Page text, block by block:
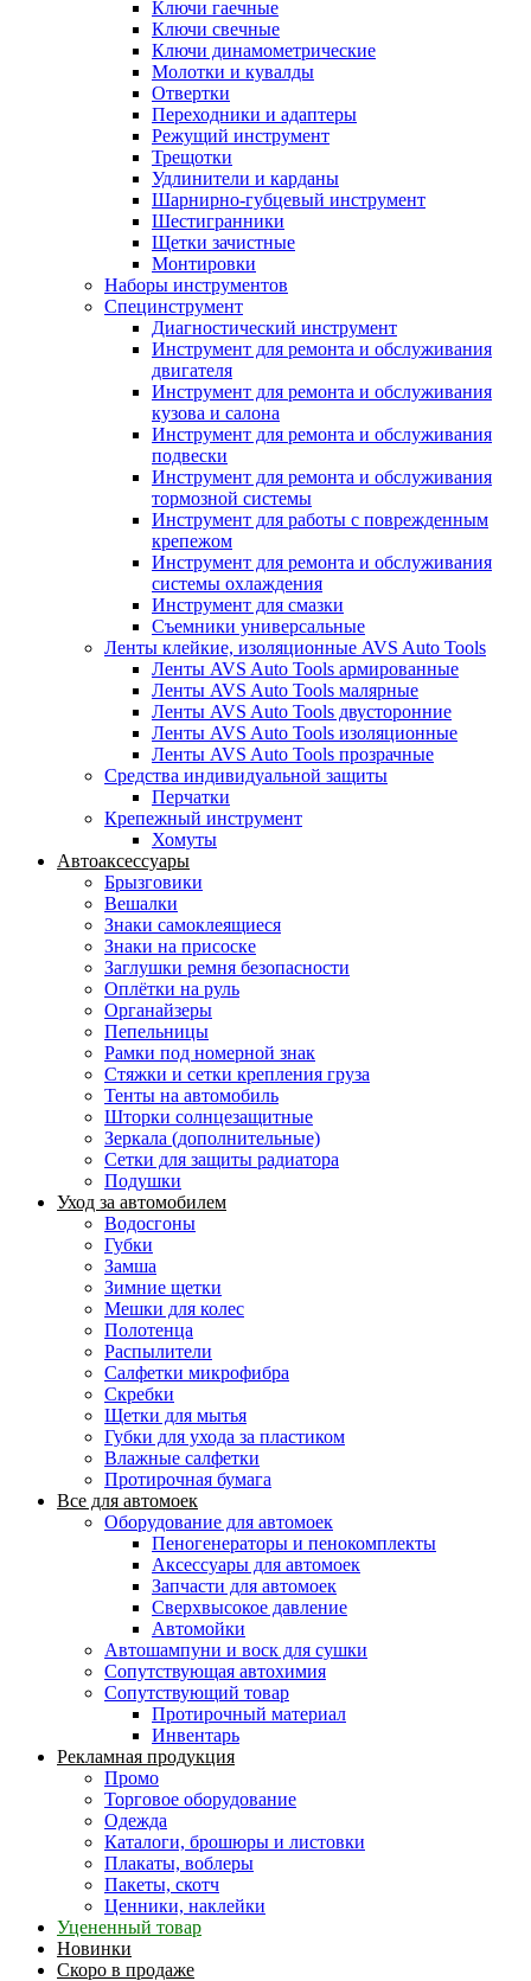
Ключи гаечные
Ключи свечные
Ключи динамометрические
Молотки и кувалды
Отвертки
Переходники и адаптеры
Режущий инструмент
Трещотки
Удлинители и карданы
Шарнирно-губцевый инструмент
Шестигранники
Щетки зачистные
Монтировки
Наборы инструментов
Специнструмент
Диагностический инструмент
Инструмент для ремонта и обслуживания
двигателя
Инструмент для ремонта и обслуживания
кузова и салона
Инструмент для ремонта и обслуживания
подвески
Инструмент для ремонта и обслуживания
тормозной системы
Инструмент для работы с поврежденным
крепежом
Инструмент для ремонта и обслуживания
системы охлаждения
Инструмент для смазки
Съемники универсальные
Ленты клейкие, изоляционные AVS Auto Tools
Ленты AVS Auto Tools армированные
Ленты AVS Auto Tools малярные
Ленты AVS Auto Tools двусторонние
Ленты AVS Auto Tools изоляционные
Ленты AVS Auto Tools прозрачные
Средства индивидуальной защиты
Перчатки
Крепежный инструмент
Хомуты
Автоаксессуары
Брызговики
Вешалки
Знаки самоклеящиеся
Знаки на присоске
Заглушки ремня безопасности
Оплётки на руль
Органайзеры
Пепельницы
Рамки под номерной знак
Стяжки и сетки крепления груза
Тенты на автомобиль
Шторки солнцезащитные
Зеркала (дополнительные)
Сетки для защиты радиатора
Подушки
Уход за автомобилем
Водосгоны
Губки
Замша
Зимние щетки
Мешки для колес
Полотенца
Распылители
Салфетки микрофибра
Скребки
Щетки для мытья
Губки для ухода за пластиком
Влажные салфетки
Протирочная бумага
Все для автомоек
Оборудование для автомоек
Пеногенераторы и пенокомплекты
Аксессуары для автомоек
Запчасти для автомоек
Сверхвысокое давление
Автомойки
Автошампуни и воск для сушки
Сопутствующая автохимия
Сопутствующий товар
Протирочный материал
Инвентарь
Рекламная продукция
Промо
Торговое оборудование
Одежда
Каталоги, брошюры и листовки
Плакаты, воблеры
Пакеты, скотч
Ценники, наклейки
Уцененный товар
Новинки
Скоро в продаже